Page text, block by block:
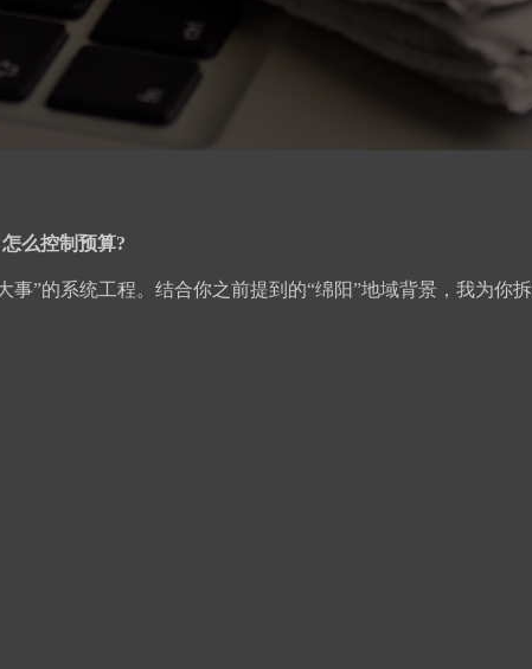
么控制预算?
事”的系统工程。结合你之前提到的“绵阳”地域背景，我为你